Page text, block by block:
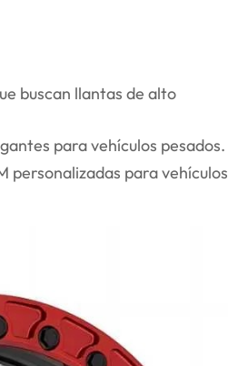
buscan llantas de alto
para vehículos pesados.
personalizadas para vehículos